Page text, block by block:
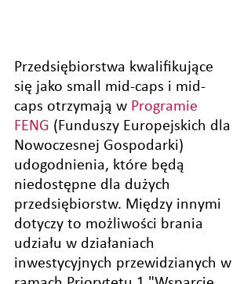
Przedsiębiorstwa kwalifikujące
się jako small mid-caps i mid-
caps otrzymają w Programie
FENG (Funduszy Europejskich dla
Nowoczesnej Gospodarki)
udogodnienia, które będą
niedostępne dla dużych
przedsiębiorstw. Między innymi
dotyczy to możliwości brania
udziału w działaniach
inwestycyjnych przewidzianych w